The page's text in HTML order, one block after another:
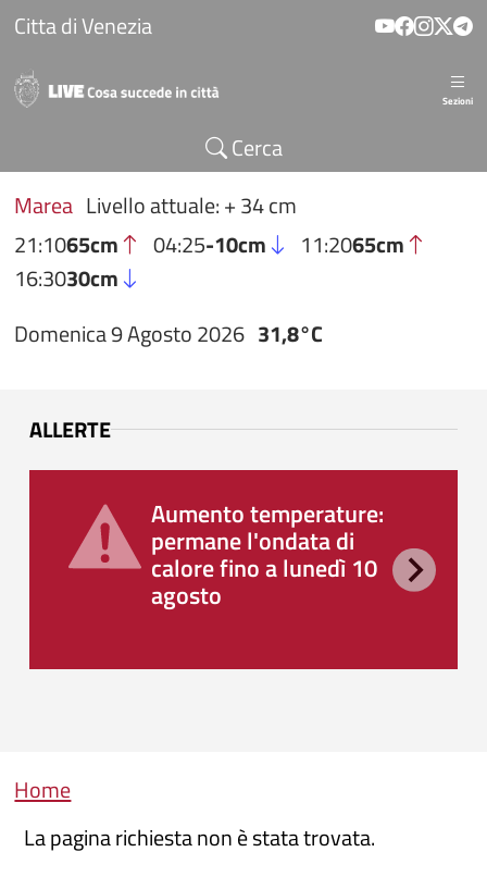
Salta al contenuto principale
Citta di Venezia
Sezioni
Cerca
Marea Livello attuale: + 34 cm
21:1065cm 04:25-10cm 11:2065cm
16:3030cm
Domenica 9 Agosto 2026 31,8°C
ALLERTE
Aumento temperature:
permane l'ondata di
calore fino a lunedì 10
agosto
Briciole di pane
Home
La pagina richiesta non è stata trovata.